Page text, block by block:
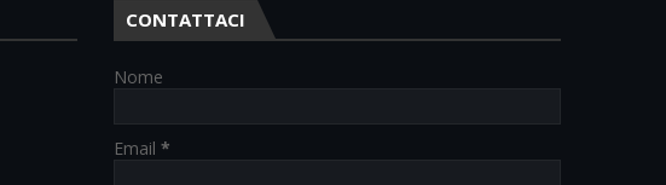
CONTATTACI
Nome
Email *